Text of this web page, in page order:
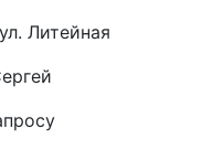
Литейная